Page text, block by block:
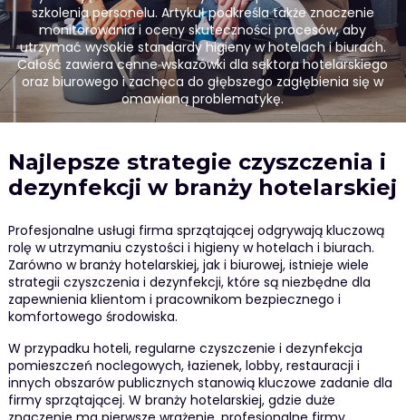
szkolenia personelu. Artykuł podkreśla także znaczenie
monitorowania i oceny skuteczności procesów, aby
utrzymać wysokie standardy higieny w hotelach i biurach.
Całość zawiera cenne wskazówki dla sektora hotelarskiego
oraz biurowego i zachęca do głębszego zagłębienia się w
omawianą problematykę.
Najlepsze strategie czyszczenia i
dezynfekcji w branży hotelarskiej
Profesjonalne usługi firma sprzątającej odgrywają kluczową
rolę w utrzymaniu czystości i higieny w hotelach i biurach.
Zarówno w branży hotelarskiej, jak i biurowej, istnieje wiele
strategii czyszczenia i dezynfekcji, które są niezbędne dla
zapewnienia klientom i pracownikom bezpiecznego i
komfortowego środowiska.
W przypadku hoteli, regularne czyszczenie i dezynfekcja
pomieszczeń noclegowych, łazienek, lobby, restauracji i
innych obszarów publicznych stanowią kluczowe zadanie dla
firmy sprzątającej. W branży hotelarskiej, gdzie duże